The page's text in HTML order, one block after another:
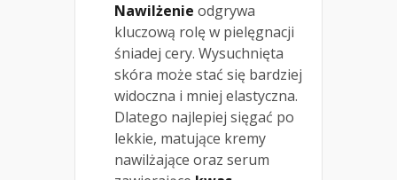
Nawilżenie odgrywa
kluczową rolę w pielęgnacji
śniadej cery. Wysuchnięta
skóra może stać się bardziej
widoczna i mniej elastyczna.
Dlatego najlepiej sięgać po
lekkie, matujące kremy
nawilżające oraz serum